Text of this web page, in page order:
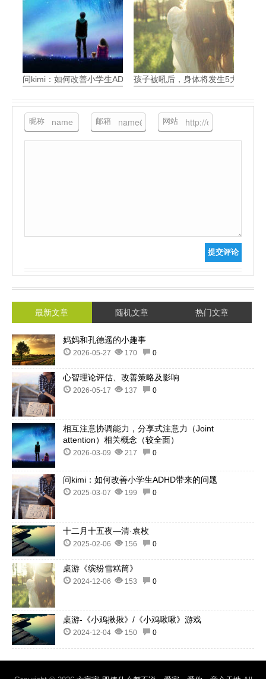
问kimi：如何改善小学生ADHD带来的问题孩子被吼后，身体将发生5大可怕
昵称 邮箱 网站
提交评论
最新文章 随机文章 热门文章
妈妈和孔德遥的小趣事
2026-05-27 170 0
心智理论评估、改善策略及影响
2026-05-17 137 0
相互注意协调能力，分享式注意力（Joint
attention）相关概念（较全面）
2026-03-09 217 0
问kimi：如何改善小学生ADHD带来的问题
2025-03-07 199 0
十二月十五夜—清·袁枚
2025-02-06 156 0
桌游《缤纷雪糕筒》
2024-12-06 153 0
桌游-《小鸡揪揪》/《小鸡啾啾》游戏
2024-12-04 150 0